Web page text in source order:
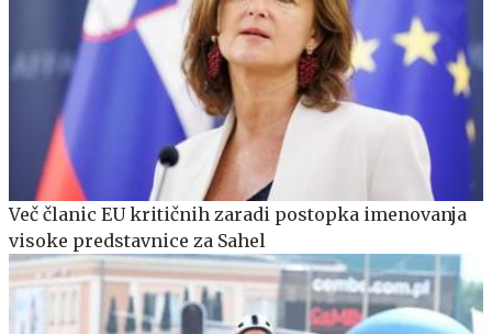
Več članic EU kritičnih zaradi postopka imenovanja
visoke predstavnice za Sahel